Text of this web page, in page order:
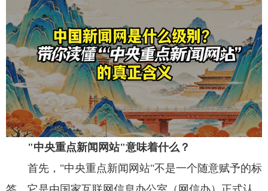
"中央重点新闻网站"意味着什么？
首先，"中央重点新闻网站"不是一个随意赋予的标